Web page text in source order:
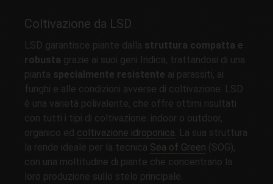
Coltivazione da LSD
LSD garantisce piante dalla struttura compatta e
robusta grazie ai suoi geni Indica, trattandosi di una
pianta specialmente resistente ai parassiti, ai
funghi e alle condizioni avverse di coltivazione. LSD
è una varietà polivalente, che offre ottimi risultati
con tutti i tipi di coltivazione: indoor o outdoor,
organico ed coltivazione idroponica. La sua struttura
la rende ideale per la tecnica Sea of Green (SOG),
con una moltitudine di piante che concentrano la
loro produzione sullo stelo principale.